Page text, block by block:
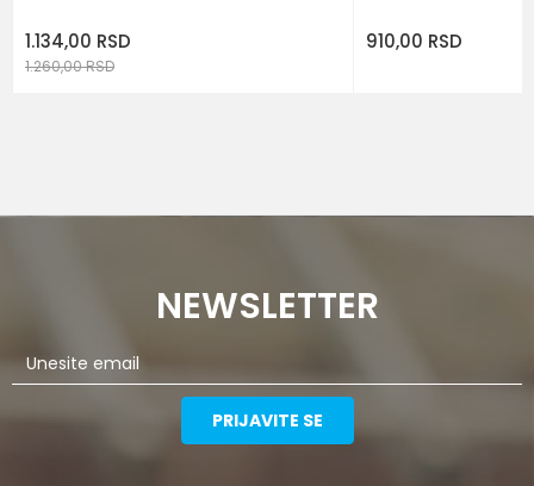
1.134,00 RSD
1.260,00RSD
910,00 RSD
NEWSLETTER
PRIJAVITE SE